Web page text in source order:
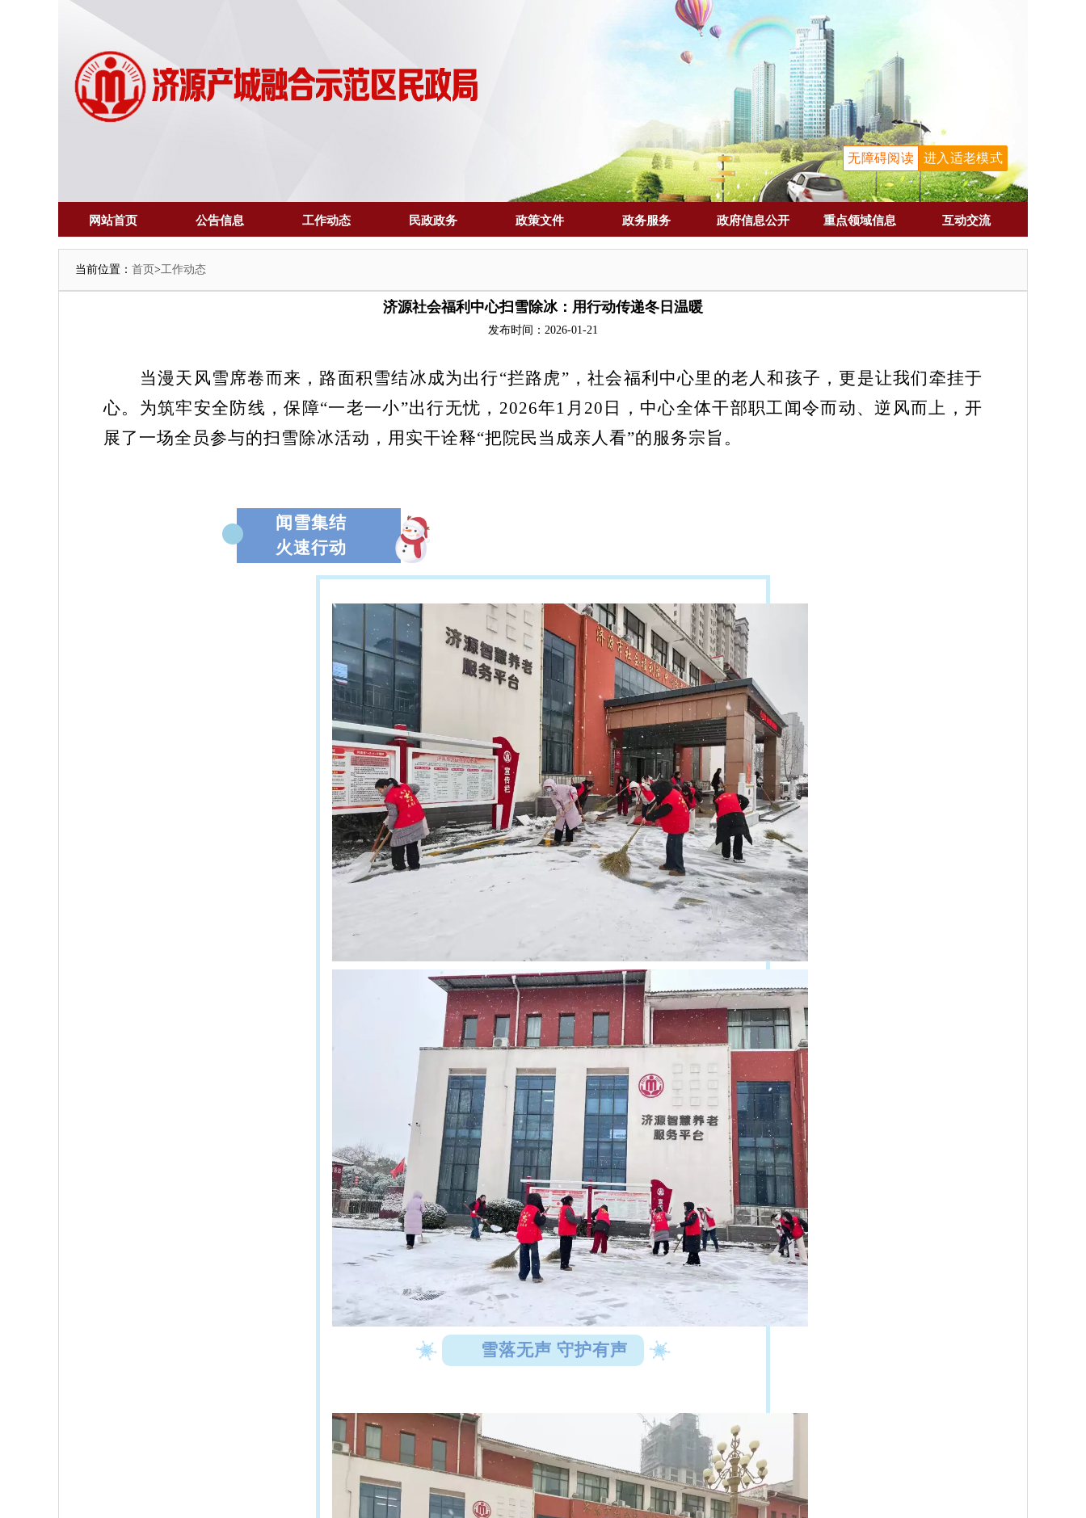
进入适老模式
无障碍阅读
网站首页 公告信息 工作动态 民政政务 政策文件 政务服务 政府信息公开 重点领域信息 互动交流
当前位置： 首页 >工作动态
济源社会福利中心扫雪除冰：用行动传递冬日温暖
发布时间：2026-01-21
当漫天风雪席卷而来，路面积雪结冰成为出行“拦路虎”，社会福利中心里的老人和孩子，更是让我们牵挂于
心。为筑牢安全防线，保障“一老一小”出行无忧，2026年1月20日，中心全体干部职工闻令而动、逆风而上，开
展了一场全员参与的扫雪除冰活动，用实干诠释“把院民当成亲人看”的服务宗旨。
闻雪集结
火速行动
雪落无声 守护有声